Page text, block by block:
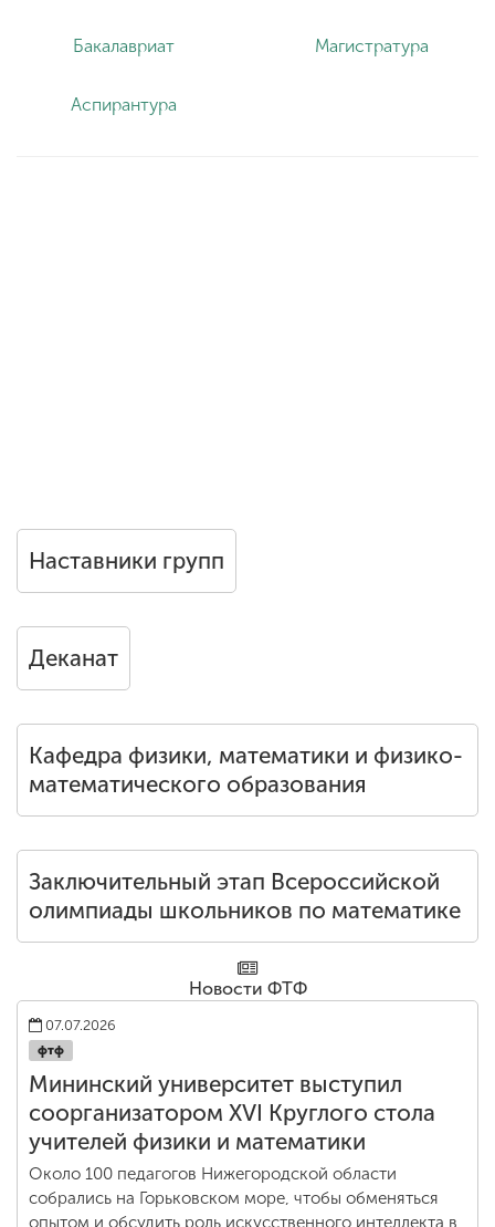
Бакалавриат Магистратура
Аспирантура
Наставники групп
Деканат
Кафедра физики, математики и физико-
математического образования
Заключительный этап Всероссийской
олимпиады школьников по математике
Новости ФТФ
07.07.2026
фтф
Мининский университет выступил
соорганизатором XVI Круглого стола
учителей физики и математики
Около 100 педагогов Нижегородской области
собрались на Горьковском море, чтобы обменяться
опытом и обсудить роль искусственного интеллекта в